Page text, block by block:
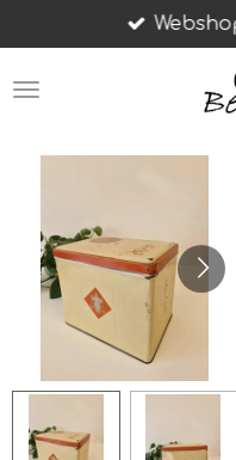
direct
naar